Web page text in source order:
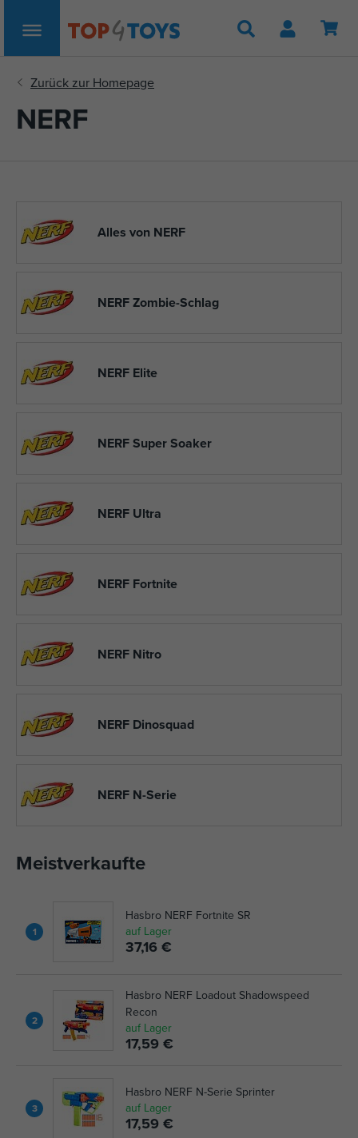
Suche
NERF
Alles von NERF
NERF Zombie-Schlag
NERF Elite
NERF Super Soaker
NERF Ultra
NERF Fortnite
NERF Nitro
NERF Dinosquad
NERF N-Serie
Meistverkaufte
1
Hasbro NERF Fortnite SR
auf Lager
37,16 €
2
Hasbro NERF Loadout Shadowspeed
Recon
auf Lager
17,59 €
3
Hasbro NERF N-Serie Sprinter
auf Lager
17,59 €